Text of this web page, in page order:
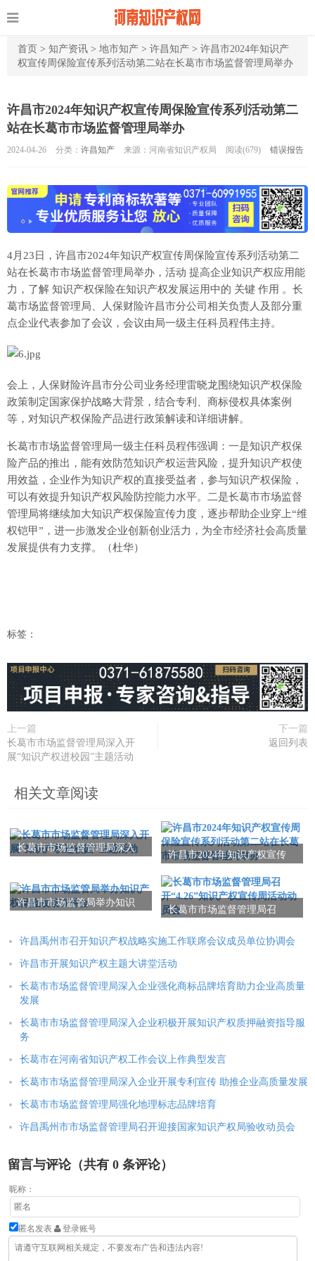
首页 > 知产资讯 > 地市知产 > 许昌知产 > 许昌市2024年知识产
权宣传周保险宣传系列活动第二站在长葛市市场监督管理局举办
许昌市2024年知识产权宣传周保险宣传系列活动第二
站在长葛市市场监督管理局举办
2024-04-26 分类： 许昌知产 来源：河南省知识产权局 阅读(679) 错误报告
4月23日，许昌市2024年知识产权宣传周保险宣传系列活动第二
站在长葛市市场监督管理局举办，活动 提高企业知识产权应用能
力，了解 知识产权保险在知识产权发展运用中的 关键 作用 。长
葛市场监督管理局、人保财险许昌市分公司相关负责人及部分重
点企业代表参加了会议，会议由局一级主任科员程伟主持。
会上，人保财险许昌市分公司业务经理雷晓龙围绕知识产权保险
政策制定国家保护战略大背景，结合专利、商标侵权具体案例
等，对知识产权保险产品进行政策解读和详细讲解。
长葛市市场监督管理局一级主任科员程伟强调：一是知识产权保
险产品的推出，能有效防范知识产权运营风险，提升知识产权使
用效益，企业作为知识产权的直接受益者，参与知识产权保险，
可以有效提升知识产权风险防控能力水平。二是长葛市市场监督
管理局将继续加大知识产权保险宣传力度，逐步帮助企业穿上“维
权铠甲”，进一步激发企业创新创业活力，为全市经济社会高质量
发展提供有力支撑。（杜华）
标签：
上一篇
长葛市市场监督管理局深入开
展“知识产权进校园”主题活动
下一篇
返回列表
相关文章阅读
长葛市市场监督管理局深入
许昌市2024年知识产权宣传
在长葛市市场监督管理局举
办
许昌市市场监管局举办知识
长葛市市场监督管理局召
动员会
许昌禹州市召开知识产权战略实施工作联席会议成员单位协调会
许昌市开展知识产权主题大讲堂活动
长葛市市场监督管理局深入企业强化商标品牌培育助力企业高质量
发展
长葛市市场监督管理局深入企业积极开展知识产权质押融资指导服
务
长葛市在河南省知识产权工作会议上作典型发言
长葛市市场监督管理局深入企业开展专利宣传 助推企业高质量发展
长葛市市场监督管理局强化地理标志品牌培育
许昌禹州市市场监督管理局召开迎接国家知识产权局验收动员会
留言与评论（共有 0 条评论）
昵称：
匿名发表 登录账号